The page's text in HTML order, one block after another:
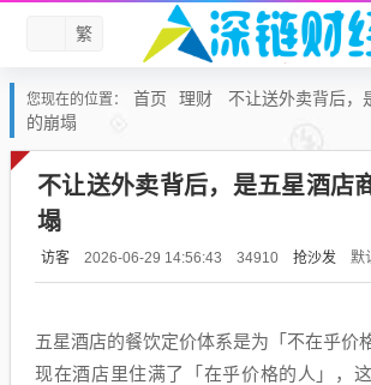
繁
您现在的位置： 首页 理财
不让送外卖背后，
的崩塌
不让送外卖背后，是五星酒店
塌
访客 2026-06-29 14:56:43 34910 抢沙发 默
五星酒店的餐饮定价体系是为「不在乎价
现在酒店里住满了「在乎价格的人」，